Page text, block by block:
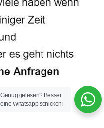
Genug gelesen? Besser
eine Whatsapp schicken!